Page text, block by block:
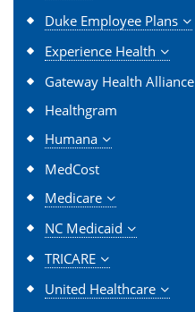
Duke Employee Plans
Experience Health
Gateway Health Alliance
Healthgram
Humana
MedCost
Medicare
NC Medicaid
TRICARE
United Healthcare